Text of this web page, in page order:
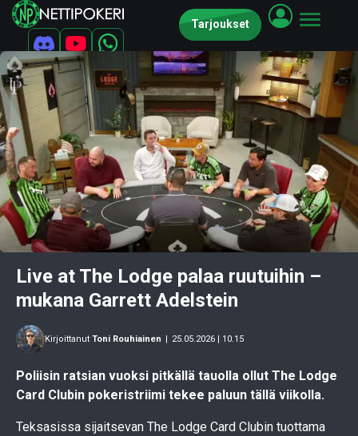
Tarjoukset
Live at The Lodge palaa ruutuihin –
mukana Garrett Adelstein
Kirjoittanut Toni Rouhiainen 25.05.2026 | 10.15
Poliisin ratsian vuoksi pitkällä tauolla ollut The Lodge
Card Clubin pokeristriimi tekee paluun tällä viikolla.
Teksasissa sijaitsevan The Lodge Card Clubin tuottama